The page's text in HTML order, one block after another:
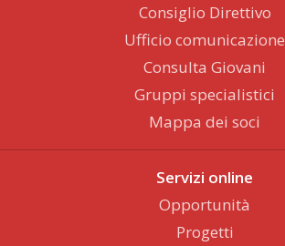
Consiglio Direttivo
Ufficio comunicazione
Consulta Giovani
Gruppi specialistici
Mappa dei soci
Servizi online
Opportunità
Progetti